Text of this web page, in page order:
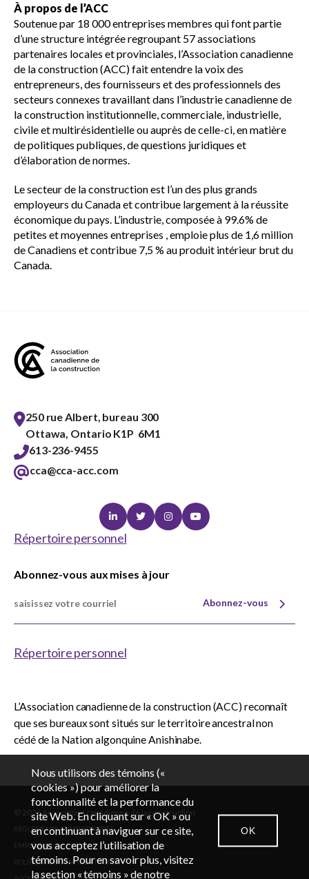
EN
CONTACTEZ-NOUS SALLE DES NOUVELLES
À propos de l’ACC
Soutenue par 18 000 entreprises membres qui font partie
d’une structure intégrée regroupant 57 associations
partenaires locales et provinciales, l’Association canadienne
de la construction (ACC) fait entendre la voix des
entrepreneurs, des fournisseurs et des professionnels des
secteurs connexes travaillant dans l’industrie canadienne de
la construction institutionnelle, commerciale, industrielle,
civile et multirésidentielle ou auprès de celle-ci, en matière
de politiques publiques, de questions juridiques et
d’élaboration de normes.
Le secteur de la construction est l’un des plus grands
employeurs du Canada et contribue largement à la réussite
économique du pays. L’industrie, composée à 99.6% de
petites et moyennes entreprises , emploie plus de 1,6 million
de Canadiens et contribue 7,5 % au produit intérieur brut du
Canada.
250 rue Albert, bureau 300
Ottawa, Ontario K1P 6M1
613-236-9455
cca@cca-acc.com
LinkedinTwitterInstagramYoutube
Répertoire personnel
Abonnez-vous aux mises à jour
Abonnez-vous
Répertoire personnel
L’Association canadienne de la construction (ACC) reconnaît
que ses bureaux sont situés sur le territoire ancestral non
cédé de la Nation algonquine Anishinabe.
© 2026 Association canadienne de la construction
RÈGLEMENTS ADMINISTRATIFS
EMPLOIS
POLITIQUE DE CONFIDENTIALITÉ
Nous utilisons des témoins («
cookies ») pour améliorer la
fonctionnalité et la performance du
site Web. En cliquant sur « OK » ou
en continuant à naviguer sur ce site,
vous acceptez l’utilisation de
témoins. Pour en savoir plus, visitez
la section « témoins » de notre
OK